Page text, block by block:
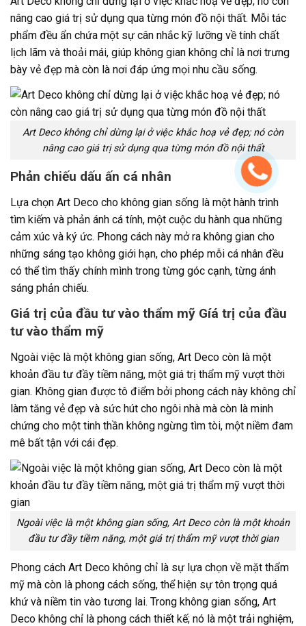
nâng cao giá trị sử dụng qua từng món đồ nội thất. Mỗi tác
phẩm đều ẩn chứa một sự cân nhắc kỹ lưỡng về tính chất
lịch lãm và thoải mái, giúp không gian không chỉ là nơi trưng
bày vẻ đẹp mà còn là nơi đáp ứng mọi nhu cầu sống.
Art Deco không chỉ dừng lại ở việc khắc hoạ vẻ đẹp; nó còn
nâng cao giá trị sử dụng qua từng món đồ nội thất
Phản chiếu dấu ấn cá nhân
Lựa chọn Art Deco cho không gian sống là một hành trình
tìm kiếm và phản ánh cá tính, một cuộc du hành qua những
cảm xúc và ký ức. Phong cách này mở ra không gian cho
những sáng tạo không giới hạn, cho phép mỗi cá nhân đều
có thể tìm thấy chính mình trong từng góc cạnh, từng ánh
sáng phản chiếu.
Giá trị của đầu tư vào thẩm mỹ Gíá trị của đầu
tư vào thẩm mỹ
Ngoài việc là một không gian sống, Art Deco còn là một
khoản đầu tư đầy tiềm năng, một giá trị thẩm mỹ vượt thời
gian. Không gian được tô điểm bởi phong cách này không chỉ
làm tăng vẻ đẹp và sức hút cho ngôi nhà mà còn là minh
chứng cho một tinh thần không ngừng tìm tòi, một niềm đam
mê bất tận với cái đẹp.
Ngoài việc là một không gian sống, Art Deco còn là một khoản
đầu tư đầy tiềm năng, một giá trị thẩm mỹ vượt thời gian
Phong cách Art Deco không chỉ là sự lựa chọn về mặt thẩm
mỹ mà còn là phong cách sống, thể hiện sự tôn trọng quá
khứ và niềm tin vào tương lai. Trong không gian sống, Art
Deco không chỉ là phong cách thiết kế; nó là một trải nghiệm,